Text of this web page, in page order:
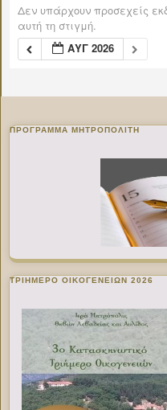
Δεν υπάρχουν προσεχείς
αυτή τη στιγμή.
ΑΥΓ 2026
ΠΡΌΓΡΑΜΜΑ ΜΗΤΡΟΠΟΛΊΤΗ
ΤΡΙΗΜΕΡΟ ΟΙΚΟΓΕΝΕΙΩΝ 2026